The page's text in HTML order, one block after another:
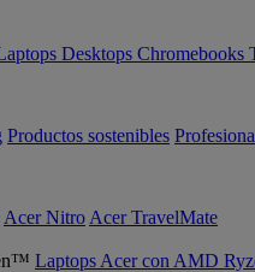
Desktops Chromebooks
Productos sostenibles
Acer Nitro Acer TravelMate
Laptops Acer con AMD